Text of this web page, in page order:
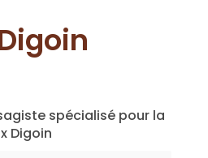
spécialisé pour la
Digoin